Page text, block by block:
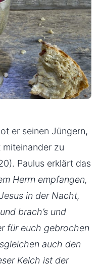
er seinen Jüngern,
zu
Paulus erklärt das
Herrn empfangen,
in der Nacht,
brach’s und
für euch gebrochen
auch den
Kelch ist der